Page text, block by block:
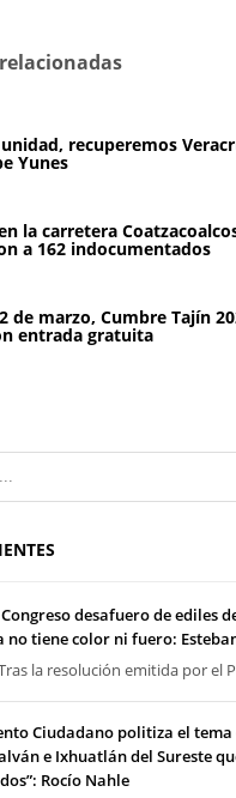
recuperemos
Yunes
la carretera
a 162 indocumentados
de marzo, Cumbre Tajín
entrada gratuita
desafuero de ediles
no tiene color ni fuero:
la resolución emitida por el
Ciudadano politiza el tema
e Ixhuatlán del Sureste
Rocío Nahle